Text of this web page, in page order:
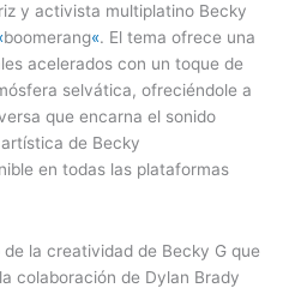
y activista multiplatino Becky
boomerang«. El tema ofrece una
acelerados con un toque de
selvática, ofreciéndole a
que encarna el sonido
de Becky
en todas las plataformas
la creatividad de Becky G que
colaboración de Dylan Brady